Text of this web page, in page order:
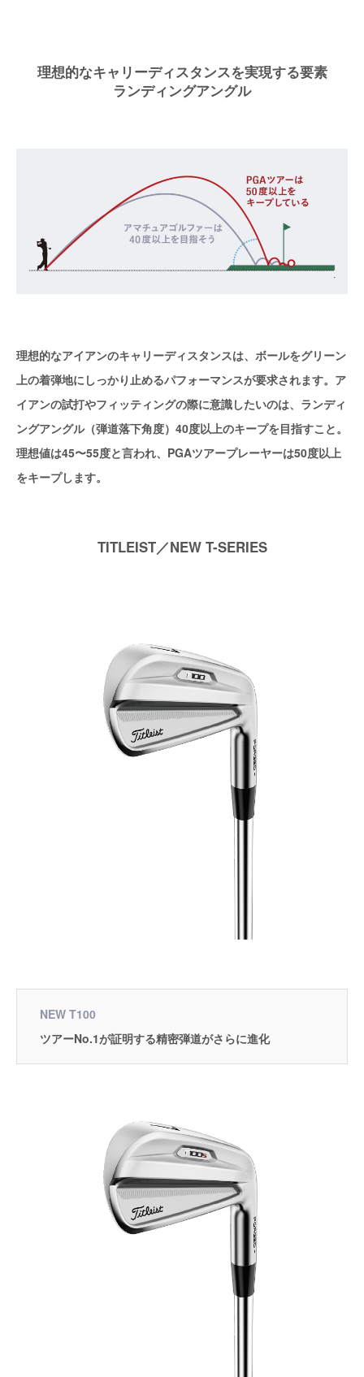
理想的なキャリーディスタンスを実現する要素
ランディングアングル
理想的なアイアンのキャリーディスタンスは、ボールをグリーン
上の着弾地にしっかり止めるパフォーマンスが要求されます。ア
イアンの試打やフィッティングの際に意識したいのは、ランディ
ングアングル（弾道落下角度）40度以上のキープを目指すこと。
理想値は45〜55度と言われ、PGAツアープレーヤーは50度以上
をキープします。
TITLEIST／NEW T-SERIES
NEW T100
ツアーNo.1が証明する精密弾道がさらに進化